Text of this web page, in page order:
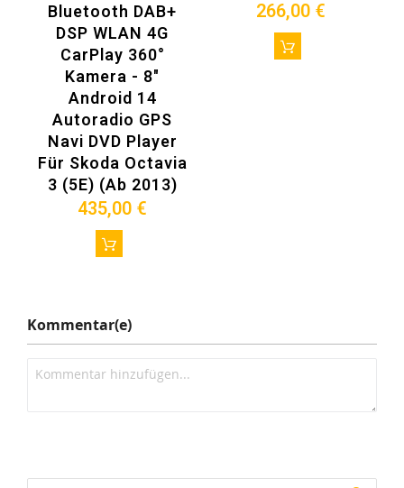
Bluetooth DAB+
DSP WLAN 4G
CarPlay 360°
Kamera - 8"
Android 14
Autoradio GPS
Navi DVD Player
Für Skoda Octavia
3 (5E) (ab 2013)
435,00 €
266,00 €
Kommentar(e)